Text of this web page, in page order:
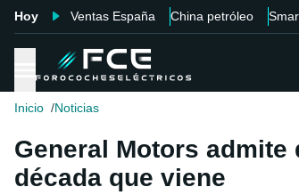
Hoy Ventas España China petróleo
Inicio Noticias
General Motors
década que viene